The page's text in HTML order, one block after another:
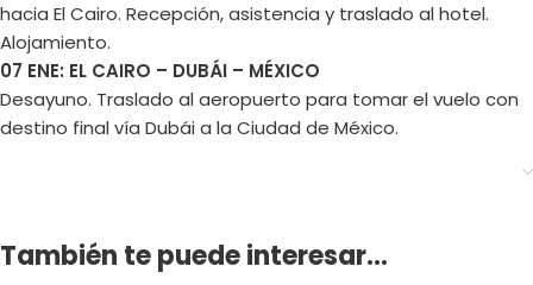
hacia El Cairo. Recepción, asistencia y traslado al hotel.
Alojamiento.
07 ENE: EL CAIRO – DUBÁI – MÉXICO
Desayuno. Traslado al aeropuerto para tomar el vuelo con
destino final vía Dubái a la Ciudad de México.
También te puede interesar...